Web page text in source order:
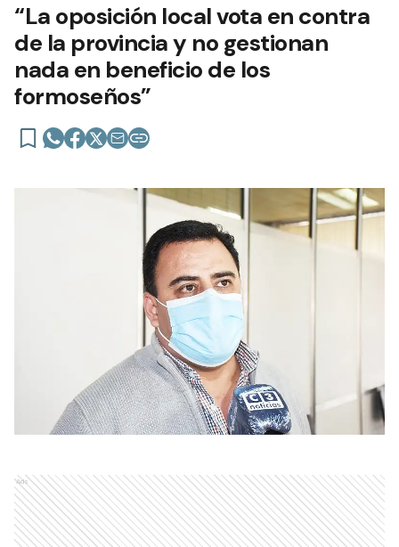
“La oposición local vota en contra
de la provincia y no gestionan
nada en beneficio de los
formoseños”
Ads